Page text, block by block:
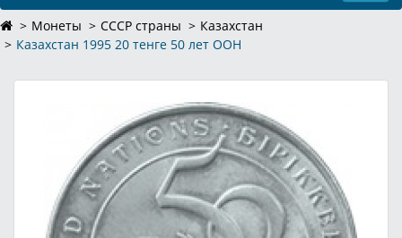
Монеты СССР страны
Казахстан
Казахстан 1995 20 тенге 50 лет ООН